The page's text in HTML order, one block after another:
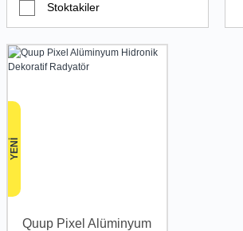
Stoktakiler
YENİ
Quup Pixel Alüminyum